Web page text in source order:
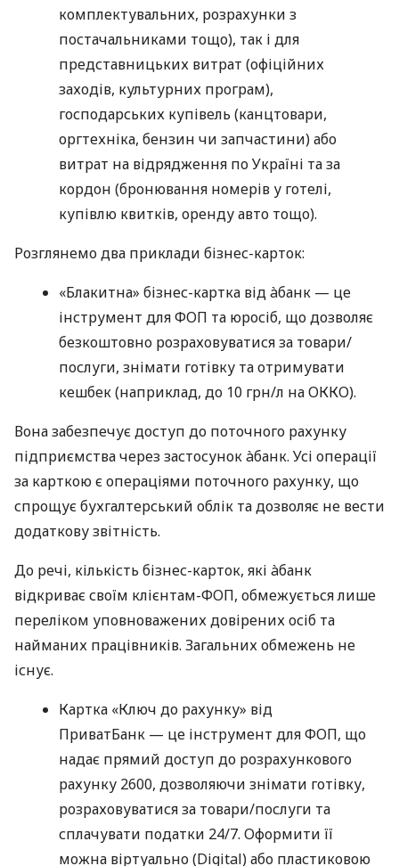
комплектувальних, розрахунки з
постачальниками тощо), так і для
представницьких витрат (офіційних
заходів, культурних програм),
господарських купівель (канцтовари,
оргтехніка, бензин чи запчастини) або
витрат на відрядження по Україні та за
кордон (бронювання номерів у готелі,
купівлю квитків, оренду авто тощо).
Розглянемо два приклади бізнес-карток:
«Блакитна» бізнес-картка від àбанк — це
інструмент для ФОП та юросіб, що дозволяє
безкоштовно розраховуватися за товари/
послуги, знімати готівку та отримувати
кешбек (наприклад, до 10 грн/л на ОККО).
Вона забезпечує доступ до поточного рахунку
підприємства через застосунок àбанк. Усі операції
за карткою є операціями поточного рахунку, що
спрощує бухгалтерський облік та дозволяє не вести
додаткову звітність.
До речі, кількість бізнес-карток, які àбанк
відкриває своїм клієнтам-ФОП, обмежується лише
переліком уповноважених довірених осіб та
найманих працівників. Загальних обмежень не
існує.
Картка «Ключ до рахунку» від
ПриватБанк — це інструмент для ФОП, що
надає прямий доступ до розрахункового
рахунку 2600, дозволяючи знімати готівку,
розраховуватися за товари/послуги та
сплачувати податки 24/7. Оформити її
можна віртуально (Digital) або пластиковою